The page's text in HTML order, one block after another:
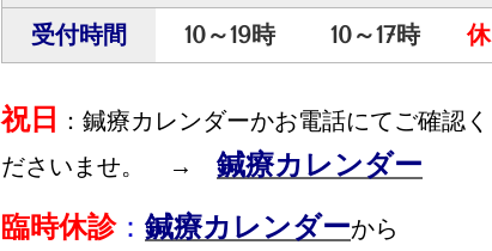
受付時間
10～19時 10～17時 休
祝日
：鍼療カレンダーかお電話にてご確認く
ださいませ。 → 鍼療カレンダー
臨時休診： 鍼療カレンダーから